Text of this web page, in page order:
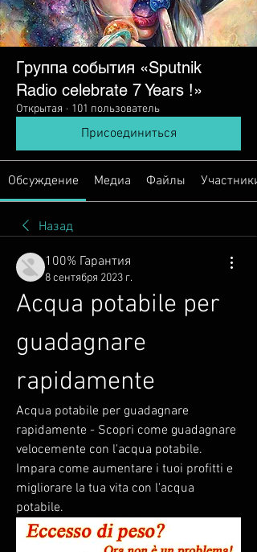
Группа события «Sputnik
Radio сelebrate 7 Years !»
Открытая · 101 пользователь
Присоединиться
Обсуждение Медиа Файлы Участники
Назад
100% Гарантия
8 сентября 2023 г.
Acqua potabile per
guadagnare
rapidamente
Acqua potabile per guadagnare
rapidamente - Scopri come guadagnare
velocemente con l'acqua potabile.
Impara come aumentare i tuoi profitti e
migliorare la tua vita con l'acqua
potabile.